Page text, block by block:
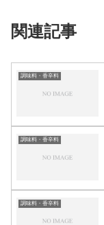
関連記事
調味料・香辛料
調味料・香辛料
調味料・香辛料